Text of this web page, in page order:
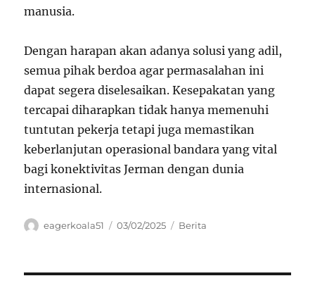
manusia.
Dengan harapan akan adanya solusi yang adil,
semua pihak berdoa agar permasalahan ini
dapat segera diselesaikan. Kesepakatan yang
tercapai diharapkan tidak hanya memenuhi
tuntutan pekerja tetapi juga memastikan
keberlanjutan operasional bandara yang vital
bagi konektivitas Jerman dengan dunia
internasional.
Author
eagerkoala51
Posted
03/02/2025 Categories
Berita